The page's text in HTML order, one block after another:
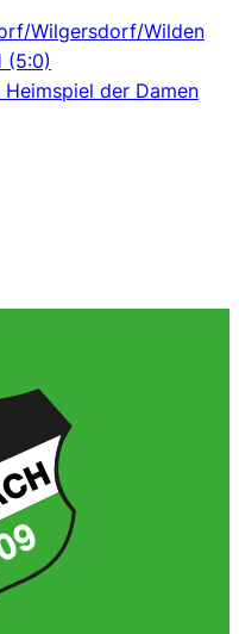
Wilgersdorf/Wilden
(5:0)
der Damen